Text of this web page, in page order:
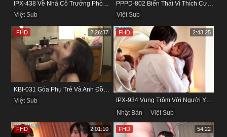
Việt Sub
Việt Sub
KBI-031 Góa Phụ Trẻ Và Anh Đồng Nghiệp Cũ
Việt Sub
FHD 2:26:37
IPX-934 Vụng Trộm Với Người Yêu Cũ Trong Khách Sạn
Nhật Bản
Việt Sub
FHD 2:43:25
FHD 2:01:10 FHD 54:22